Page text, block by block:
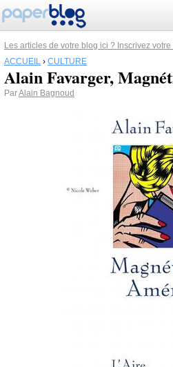
Les articles de votre blog ici ? Inscrivez votre
ACCUEIL › CULTURE
Alain Favarger,
ParAlain Bagnoud